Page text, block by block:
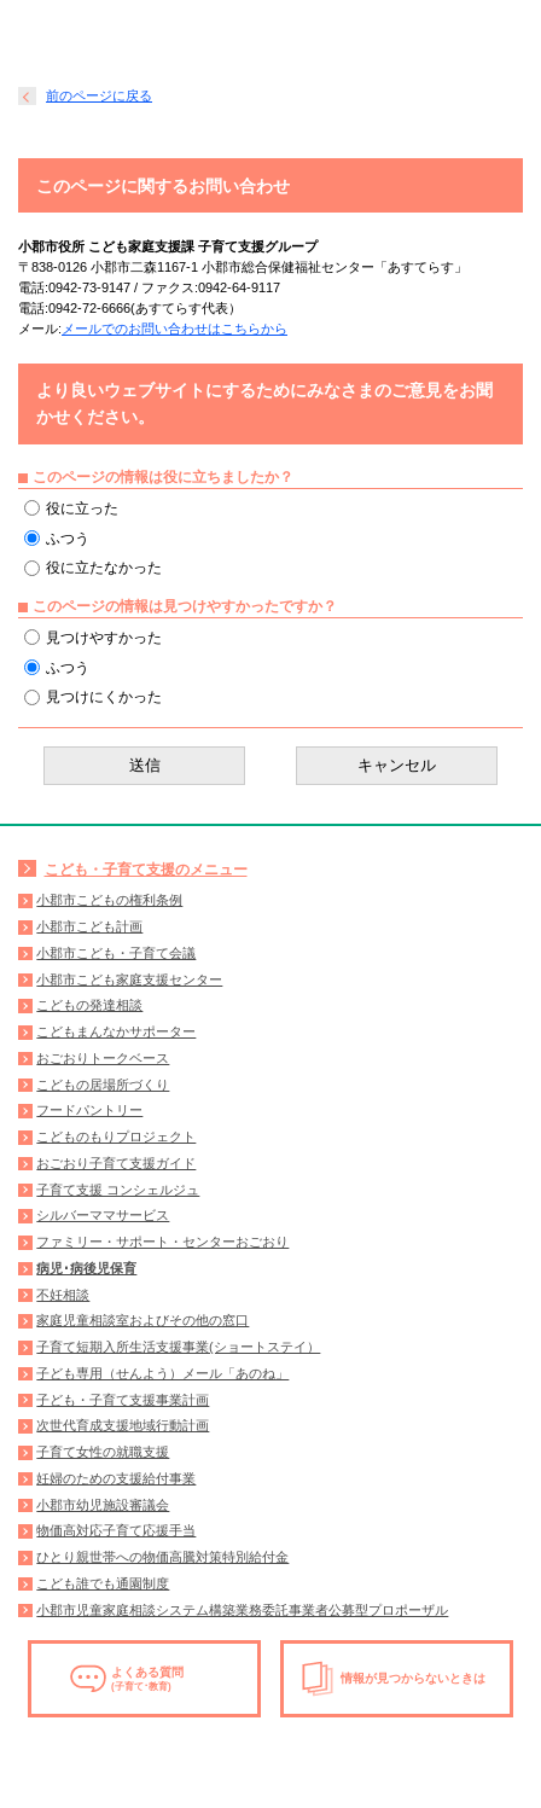
前のページに戻る
このページに関するお問い合わせ
小郡市役所 こども家庭支援課 子育て支援グループ
〒838-0126 小郡市二森1167-1 小郡市総合保健福祉センター「あすてらす」
電話:0942-73-9147 / ファクス:0942-64-9117
電話:0942-72-6666(あすてらす代表）
メール: メールでのお問い合わせはこちらから
より良いウェブサイトにするためにみなさまのご意見をお聞
かせください。
このページの情報は役に立ちましたか？
役に立った
ふつう
役に立たなかった
このページの情報は見つけやすかったですか？
見つけやすかった
ふつう
見つけにくかった
こども・子育て支援のメニュー
小郡市こどもの権利条例
小郡市こども計画
小郡市こども・子育て会議
小郡市こども家庭支援センター
こどもの発達相談
こどもまんなかサポーター
おごおりトークベース
こどもの居場所づくり
フードパントリー
こどものもりプロジェクト
おごおり子育て支援ガイド
子育て支援 コンシェルジュ
シルバーママサービス
ファミリー・サポート・センターおごおり
病児･病後児保育
不妊相談
家庭児童相談室およびその他の窓口
子育て短期入所生活支援事業(ショートステイ）
子ども専用（せんよう）メール「あのね」
子ども・子育て支援事業計画
次世代育成支援地域行動計画
子育て女性の就職支援
妊婦のための支援給付事業
小郡市幼児施設審議会
物価高対応子育て応援手当
ひとり親世帯への物価高騰対策特別給付金
こども誰でも通園制度
小郡市児童家庭相談システム構築業務委託事業者公募型プロポーザル
よくある質問
(子育て･教育)
情報が見つからないときは